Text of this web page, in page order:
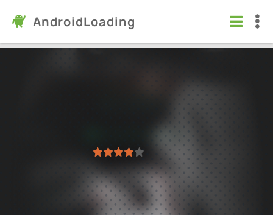
AndroidLoading
Проверено Kaspersky
109